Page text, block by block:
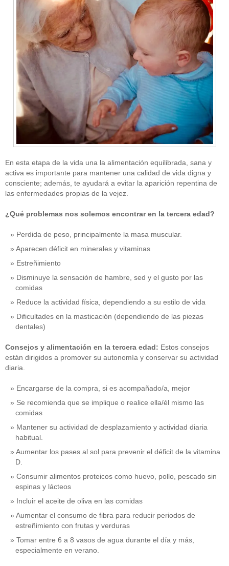
En esta etapa de la vida una la alimentación equilibrada, sana y
activa es importante para mantener una calidad de vida digna y
consciente; además, te ayudará a evitar la aparición repentina de
las enfermedades propias de la vejez.
¿Qué problemas nos solemos encontrar en la tercera edad?
Perdida de peso, principalmente la masa muscular.
Aparecen déficit en minerales y vitaminas
Estreñimiento
Disminuye la sensación de hambre, sed y el gusto por las
comidas
Reduce la actividad física, dependiendo a su estilo de vida
Dificultades en la masticación (dependiendo de las piezas
dentales)
Consejos y alimentación en la tercera edad: Estos consejos
están dirigidos a promover su autonomía y conservar su actividad
diaria.
Encargarse de la compra, si es acompañado/a, mejor
Se recomienda que se implique o realice ella/él mismo las
comidas
Mantener su actividad de desplazamiento y actividad diaria
habitual.
Aumentar los pases al sol para prevenir el déficit de la vitamina
D.
Consumir alimentos proteicos como huevo, pollo, pescado sin
espinas y lácteos
Incluir el aceite de oliva en las comidas
Aumentar el consumo de fibra para reducir periodos de
estreñimiento con frutas y verduras
Tomar entre 6 a 8 vasos de agua durante el día y más,
especialmente en verano.